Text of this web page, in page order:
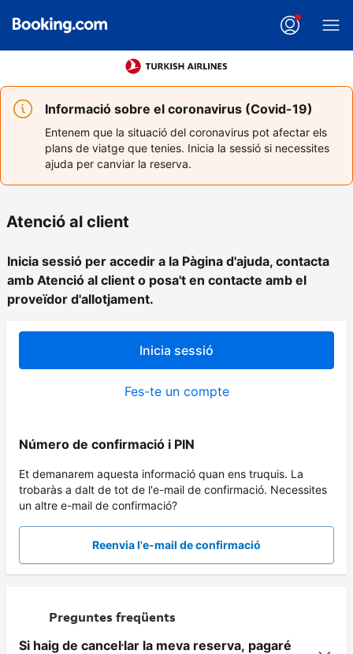
Informació sobre el coronavirus (Covid-19)
Entenem que la situació del coronavirus pot afectar els
plans de viatge que tenies. Inicia la sessió si necessites
ajuda per canviar la reserva.
Atenció al client
Inicia sessió per accedir a la Pàgina d'ajuda, contacta
amb Atenció al client o posa't en contacte amb el
proveïdor d'allotjament.
Inicia sessió
Fes-te un compte
Número de confirmació i PIN
Et demanarem aquesta informació quan ens truquis. La
trobaràs a dalt de tot de l'e-mail de confirmació. Necessites
un altre e-mail de confirmació?
Reenvia l'e-mail de confirmació
Preguntes freqüents
Si haig de cancel·lar la meva reserva, pagaré